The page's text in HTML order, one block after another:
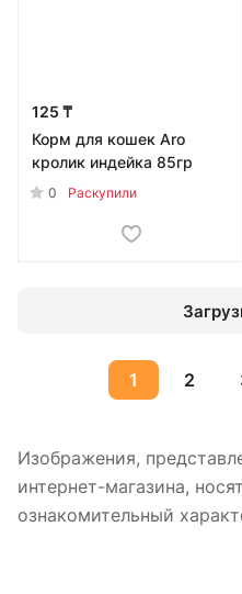
125 ₸
Корм для кошек Aro
кролик индейка 85гр
0 Раскупили
1 2
Изображения,
интернет-магазина,
ознакомительный